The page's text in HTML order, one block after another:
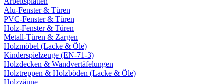
Alu-Fenster & Türen
PVC-Fenster & Türen
Holz-Fenster & Türen
Metall-Türen & Zargen
Holzmöbel (Lacke & Öle)
Kinderspielzeuge (EN-71-3)
Holzdecken & Wandvertäfelungen
Holztreppen & Holzböden (Lacke & Öle)
Holzzäune